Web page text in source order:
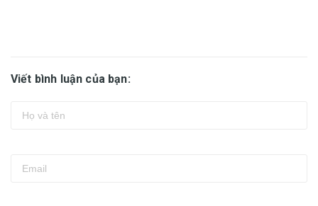
Viết bình luận của bạn: